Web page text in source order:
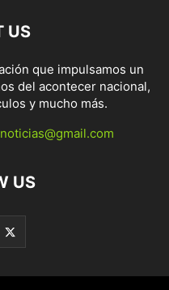
US
que impulsamos un
del acontecer nacional,
y mucho más.
US